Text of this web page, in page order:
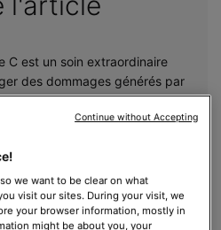
C est un soin extraordinaire
des dommages générés par
ans et sur tous les types de
utiliser et conserver son
sous peine de ne pas profiter
we want to be clear on what
visit our sites. During your visit, we
your browser information, mostly in
might be about you, your
Continue without Accepting